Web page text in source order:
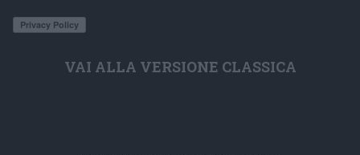
VAI ALLA VERSIONE CLASSICA